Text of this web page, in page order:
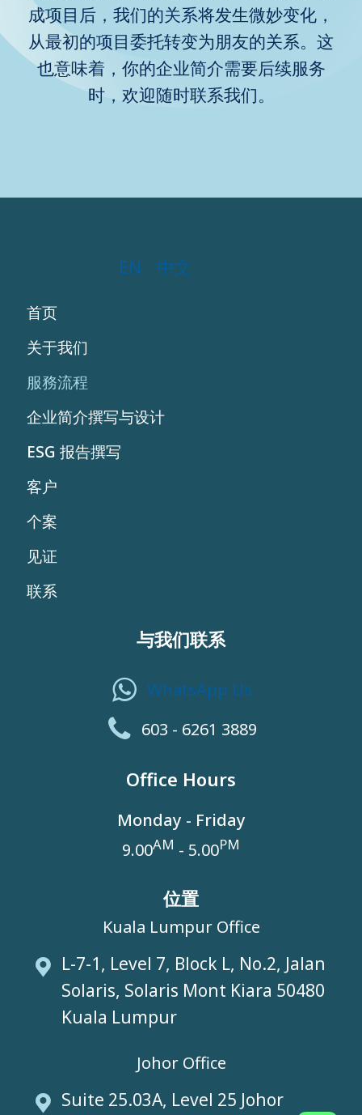
成项目后，我们的关系将发生微妙变化，
从最初的项目委托转变为朋友的关系。这
也意味着，你的企业简介需要后续服务
时，欢迎随时联系我们。
EN 中文
首页
关于我们
服務流程
企业简介撰写与设计
ESG 报告撰写
客户
个案
见证
联系
与我们联系
WhatsApp Us
603 - 6261 3889
Office Hours
Monday - Friday
9.00AM - 5.00PM
位置
Kuala Lumpur Office
L-7-1, Level 7, Block L, No.2, Jalan
Solaris, Solaris Mont Kiara 50480
Kuala Lumpur
Johor Office
Suite 25.03A, Level 25 Johor